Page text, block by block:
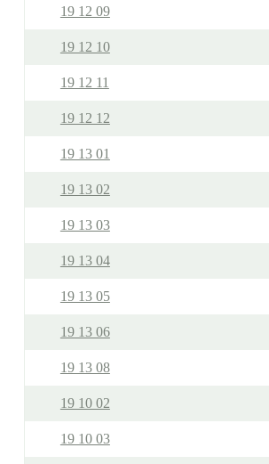
19 12 09
19 12 10
19 12 11
19 12 12
19 13 01
19 13 02
19 13 03
19 13 04
19 13 05
19 13 06
19 13 08
19 10 02
19 10 03